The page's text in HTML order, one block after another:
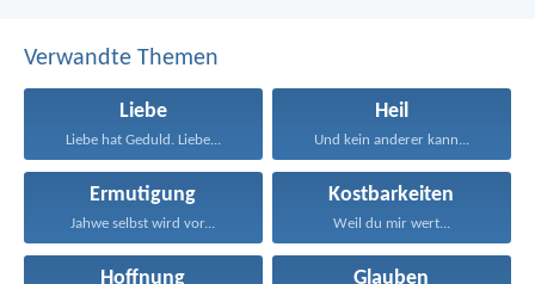
Verwandte Themen
Liebe
Liebe hat Geduld. Liebe...
Heil
Und kein anderer kann...
Ermutigung
Jahwe selbst wird vor...
Kostbarkeiten
Weil du mir wert...
Hoffnung Glauben